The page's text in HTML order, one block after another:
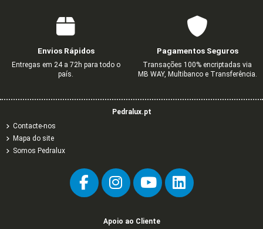
Envios Rápidos
Entregas em 24 a 72h para todo o
país.
Pagamentos Seguros
Transações 100% encriptadas via
MB WAY, Multibanco e Transferência.
Pedralux.pt
Contacte-nos
Mapa do site
Somos Pedralux
Apoio ao Cliente